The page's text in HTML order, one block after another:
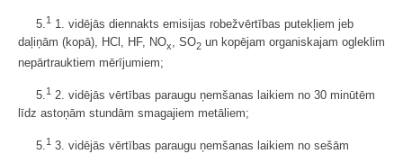
5.1
1. vidējās diennakts emisijas robežvērtības putekļiem jeb
daļiņām (kopā), HCl, HF, NOx , SO2 un kopējam organiskajam ogleklim
nepārtrauktiem mērījumiem;
5.1 2. vidējās vērtības paraugu ņemšanas laikiem no 30 minūtēm
līdz astoņām stundām smagajiem metāliem;
5. 1 3. vidējās vērtības paraugu ņemšanas laikiem no sešām